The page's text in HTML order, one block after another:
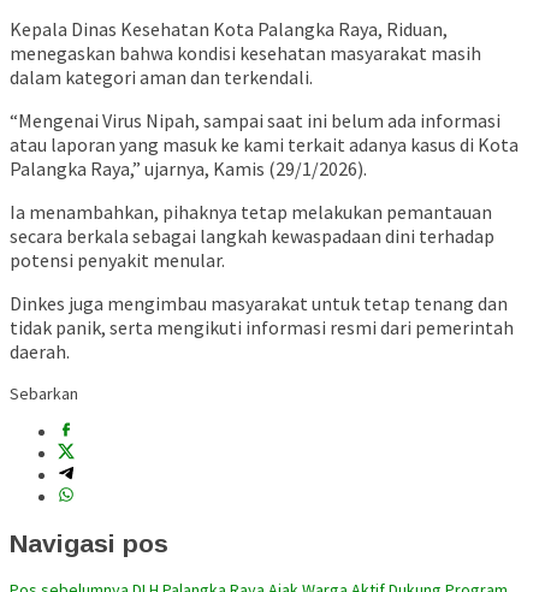
Kepala Dinas Kesehatan Kota Palangka Raya, Riduan,
menegaskan bahwa kondisi kesehatan masyarakat masih
dalam kategori aman dan terkendali.
“Mengenai Virus Nipah, sampai saat ini belum ada informasi
atau laporan yang masuk ke kami terkait adanya kasus di Kota
Palangka Raya,” ujarnya, Kamis (29/1/2026).
Ia menambahkan, pihaknya tetap melakukan pemantauan
secara berkala sebagai langkah kewaspadaan dini terhadap
potensi penyakit menular.
Dinkes juga mengimbau masyarakat untuk tetap tenang dan
tidak panik, serta mengikuti informasi resmi dari pemerintah
daerah.
Sebarkan
Navigasi pos